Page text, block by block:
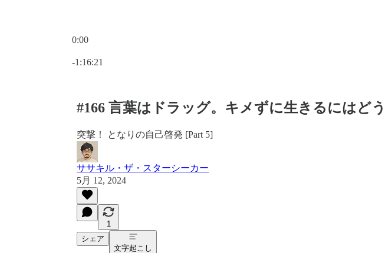
0:00
-1:16:21
#166 言葉はドラッグ。キメずに生きるにはど
突撃！ となりの自己啓発 [Part 5]
ササキル・ザ・スターシーカー
5月 12, 2024
1
シェア
文字起こし